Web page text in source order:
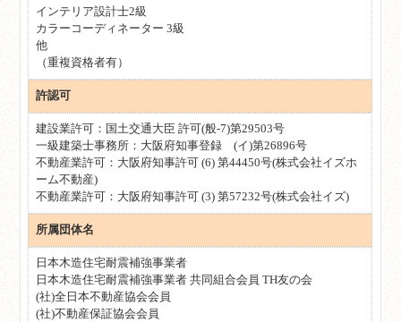
インテリア設計士2級
カラーコーディネーター 3級
他
（重複資格者有）
許認可
建設業許可：国土交通大臣 許可(般-7)第29503号
一級建築士事務所：大阪府知事登録 (イ)第26896号
不動産業許可：大阪府知事許可 (6) 第44450号(株式会社イズホ
ーム不動産)
不動産業許可：大阪府知事許可 (3) 第57232号(株式会社イズ)
所属団体名
日本木造住宅耐震補強事業者
日本木造住宅耐震補強事業者 共同組合会員 TH友の会
(社)全日本不動産協会会員
(社)不動産保証協会会員